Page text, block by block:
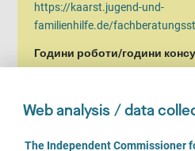
https://kaarst.jugend-und-
familienhilfe.de/
Години роботи/години
Понеділок, Вівторок, Середа,
Web analysis / data
C
The Independent Commissioner